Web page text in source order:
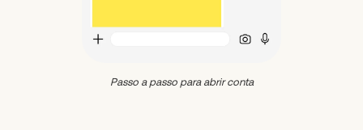
Passo a passo para abrir conta